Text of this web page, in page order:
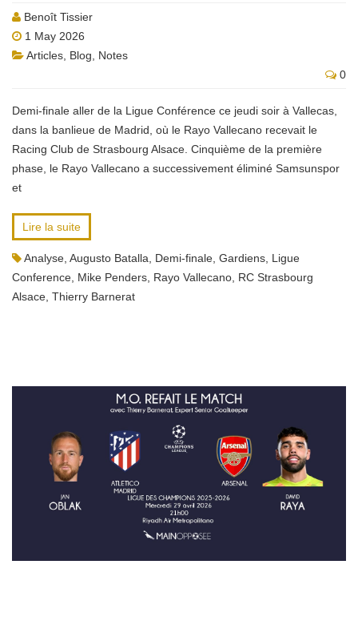
Benoît Tissier
1 May 2026
Articles Blog
Notes
0
Demi-finale aller de la Ligue Conférence ce jeudi soir à Vallecas,
dans la banlieue de Madrid, où le Rayo Vallecano recevait le
Racing Club de Strasbourg Alsace. Cinquième de la première
phase, le Rayo Vallecano a successivement éliminé Samsunspor
et
Lire la suite
Analyse Augusto Batalla Demi-finale Gardiens Ligue
Conference Mike Penders Rayo Vallecano RC Strasbourg
Alsace Thierry Barnerat